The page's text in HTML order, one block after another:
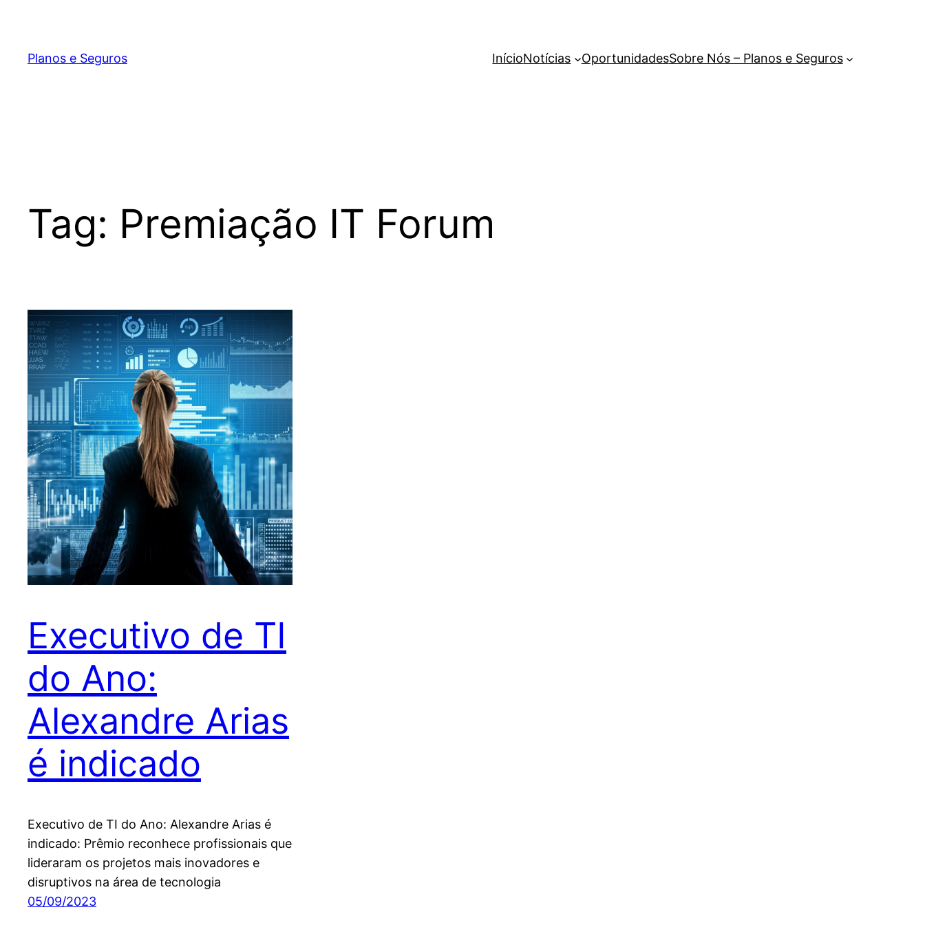
Planos e Seguros InícioNotícias OportunidadesSobre Nós – Planos e Seguros
Tag: Premiação IT Forum
Executivo de TI
do Ano:
Alexandre Arias
é indicado
Executivo de TI do Ano: Alexandre Arias é
indicado: Prêmio reconhece profissionais que
lideraram os projetos mais inovadores e
disruptivos na área de tecnologia
05/09/2023